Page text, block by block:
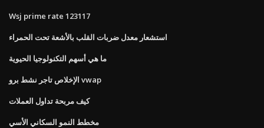
Wsj prime rate 123117
استشعار معدل ضربات القلب بالأشعة تحت الحمراء
ما هي أسهم التكنولوجيا الحيوية
الإخلاص تاجر نشط برو vwap
كيف مربحة تداول العملات
مخطط النمو السكاني الأسي